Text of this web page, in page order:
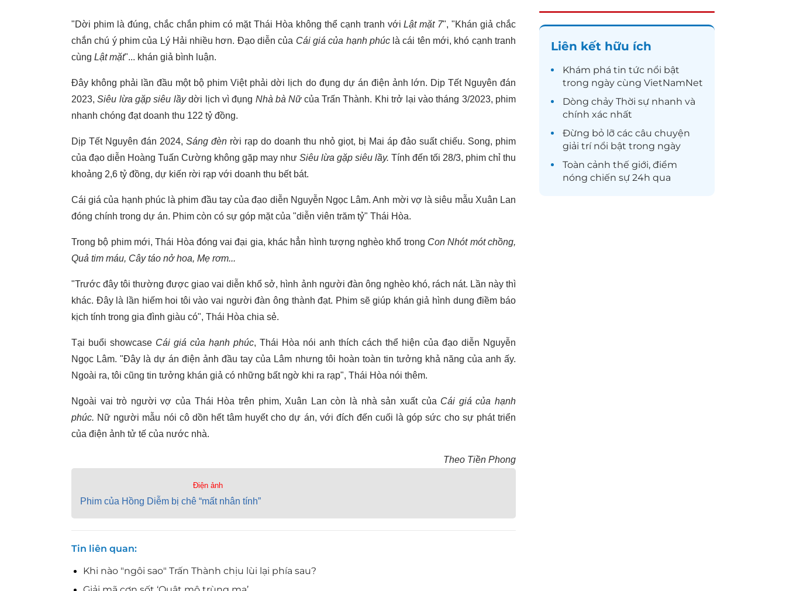
"Dời phim là đúng, chắc chắn phim có mặt Thái Hòa không thể cạnh tranh vớiLật mặt 7", "Khán giả chắc
chắn chú ý phim của Lý Hải nhiều hơn. Đạo diễn của Cái giá của hạnh phúclà cái tên mới, khó cạnh tranh
cùng Lật mặt"... khán giả bình luận.
Đây không phải lần đầu một bộ phim Việt phải dời lịch do đụng dự án điện ảnh lớn. Dịp Tết Nguyên đán
2023,Siêu lừa gặp siêu lầydời lịch vì đụng Nhà bà Nữcủa Trấn Thành. Khi trở lại vào tháng 3/2023, phim
nhanh chóng đạt doanh thu 122 tỷ đồng.
Dịp Tết Nguyên đán 2024, Sáng đèn rời rạp do doanh thu nhỏ giọt, bị Mai áp đảo suất chiếu. Song, phim
của đạo diễn Hoàng Tuấn Cường không gặp may như Siêu lừa gặp siêu lầy. Tính đến tối 28/3, phim chỉ thu
khoảng 2,6 tỷ đồng, dự kiến rời rạp với doanh thu bết bát.
Cái giá của hạnh phúc là phim đầu tay của đạo diễn Nguyễn Ngọc Lâm. Anh mời vợ là siêu mẫu Xuân Lan
đóng chính trong dự án. Phim còn có sự góp mặt của "diễn viên trăm tỷ" Thái Hòa.
Trong bộ phim mới, Thái Hòa đóng vai đại gia, khác hẳn hình tượng nghèo khổ trong Con Nhót mót chồng,
Quả tim máu, Cây táo nở hoa, Mẹ rơm...
"Trước đây tôi thường được giao vai diễn khổ sở, hình ảnh người đàn ông nghèo khó, rách nát. Lần này thì
khác. Đây là lần hiếm hoi tôi vào vai người đàn ông thành đạt. Phim sẽ giúp khán giả hình dung điềm báo
kịch tính trong gia đình giàu có", Thái Hòa chia sẻ.
Tại buổi showcase Cái giá của hạnh phúc, Thái Hòa nói anh thích cách thể hiện của đạo diễn Nguyễn
Ngọc Lâm. "Đây là dự án điện ảnh đầu tay của Lâm nhưng tôi hoàn toàn tin tưởng khả năng của anh ấy.
Ngoài ra, tôi cũng tin tưởng khán giả có những bất ngờ khi ra rạp", Thái Hòa nói thêm.
Ngoài vai trò người vợ của Thái Hòa trên phim, Xuân Lan còn là nhà sản xuất của Cái giá của hạnh
phúc. Nữ người mẫu nói cô dồn hết tâm huyết cho dự án, với đích đến cuối là góp sức cho sự phát triển
của điện ảnh tử tế của nước nhà.
Theo Tiền Phong
Điện ảnh
Phim của Hồng Diễm bị chê “mất nhân tính”
Tin liên quan
Khi nào "ngôi sao" Trấn Thành chịu lùi lại phía sau?
Liên kết hữu ích
Khám phá tin tức nổi bật
trong ngày cùng VietNamNet
Dòng chảy Thời sự nhanh và
chính xác nhất
Đừng bỏ lỡ các câu chuyện
giải trínổi bật trong ngày
Toàn cảnh thế giới, điểm
nóng chiến sự 24h qua